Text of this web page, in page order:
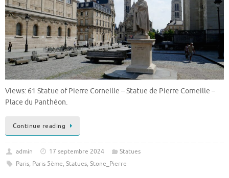
Views: 61 Statue of Pierre Corneille – Statue de Pierre Corneille –
Place du Panthéon.
Continue reading
admin 17 septembre 2024
Statues
Paris, Paris 5ème, Statues, Stone_Pierre